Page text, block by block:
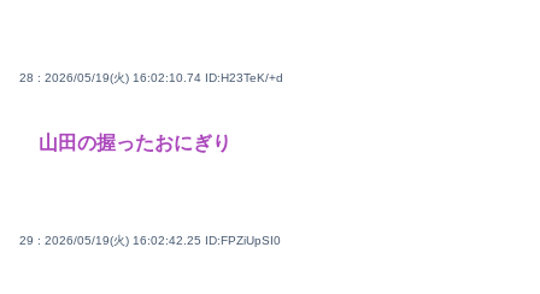
28 : 2026/05/19(火) 16:02:10.74 ID:H23TeK/+d
山田の握ったおにぎり
29 : 2026/05/19(火) 16:02:42.25 ID:FPZiUpSI0